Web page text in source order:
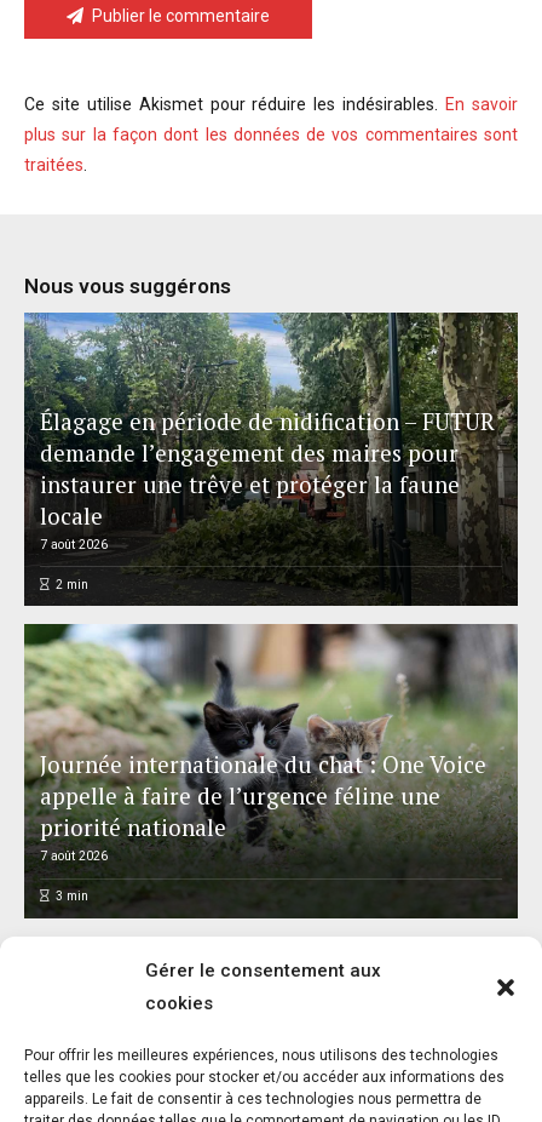
Gérer le consentement aux
cookies
Pour offrir les meilleures expériences, nous utilisons des technologies
telles que les cookies pour stocker et/ou accéder aux informations des
appareils. Le fait de consentir à ces technologies nous permettra de
Publier le commentaire
Ce site utilise Akismet pour réduire les indésirables.
En savoir
plus sur la façon dont les données de vos commentaires sont
traitées
Nous vous suggérons
Élagage en période de nidification – FUTUR
demande l’engagement des maires pour
instaurer une trêve et protéger la faune
locale
7 août 2026
2 min
Journée internationale du chat : One Voice
appelle à faire de l’urgence féline une
priorité nationale
7 août 2026
3 min
L’association FUTUR dénonce le recours à
des « tirs sanitaires » sur des animaux
sauvages déjà victimes de l’incendie